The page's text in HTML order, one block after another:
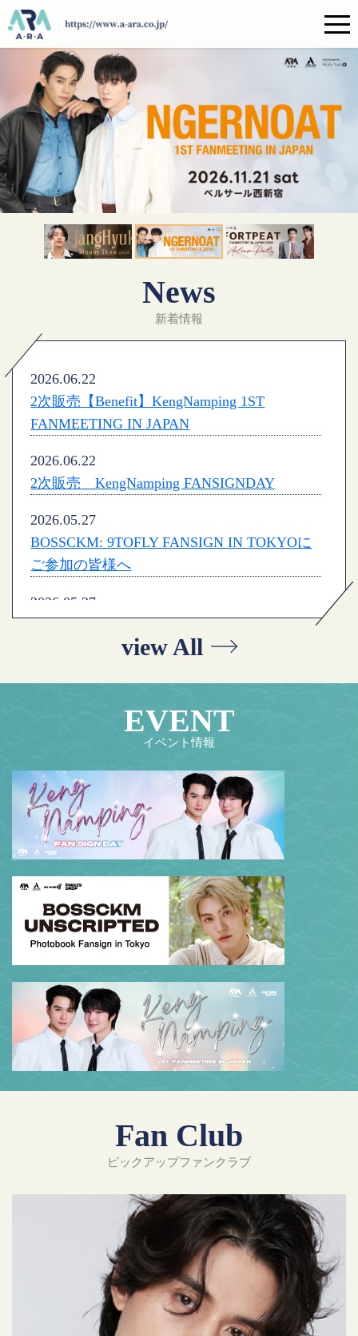
News
新着情報
2026.06.22
2次販売【Benefit】KengNamping 1ST
FANMEETING IN JAPAN
2026.06.22
2次販売 KengNamping FANSIGNDAY
2026.05.27
BOSSCKM: 9TOFLY FANSIGN IN TOKYOに
ご参加の皆様へ
2026.05.27
FANCON IN TOKYOにご参加の皆様へ
2026.05.13
view All
EVENT
イベント情報
Fan Club
ピックアップファンクラブ